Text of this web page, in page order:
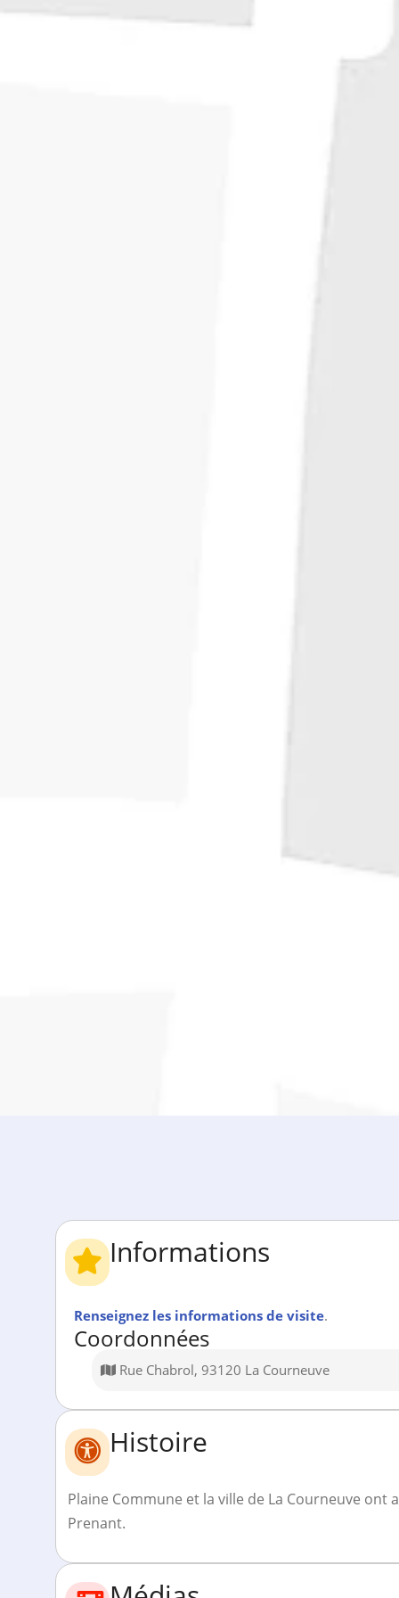
Informations
Renseignez les informations de visite.
Coordonnées
Rue Chabrol, 93120 La Courneuve
Histoire
Plaine Commune et la ville de La Courneuve ont
Prenant.